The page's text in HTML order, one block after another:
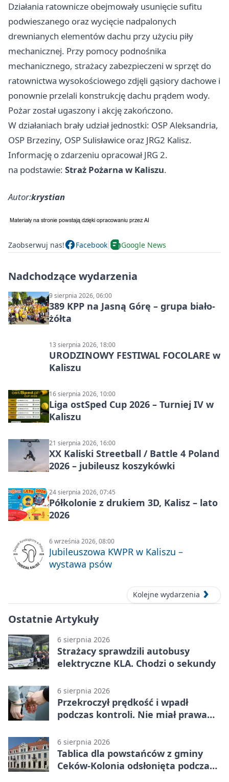
Działania ratownicze obejmowały usunięcie sufitu
podwieszanego oraz wycięcie nadpalonych
drewnianych elementów dachu przy użyciu piły
mechanicznej. Przy pomocy podnośnika
mechanicznego, strażacy zabezpieczeni w sprzęt do
ratownictwa wysokościowego zdjęli gąsiory dachowe i
ponownie przelali konstrukcję dachu prądem wody.
Pożar został ugaszony i akcję zakończono.
W działaniach brały udział jednostki: OSP Aleksandria,
OSP Brzeziny, OSP Sulisławice oraz JRG2 Kalisz.
Informację o zdarzeniu opracował JRG 2.
na podstawie: Straż Pożarna w Kaliszu.
Autor:krystian
Zaobserwuj nas! Facebook Google News
Nadchodzące wydarzenia
9 sierpnia 2026, 06:00
389 KPP na Jasną Górę – grupa biało-
żółta
13 sierpnia 2026, 18:00
URODZINOWY FESTIWAL FOCOLARE w
Kaliszu
16 sierpnia 2026, 10:00
Liga ostSped Cup 2026 – Turniej IV w
Kaliszu
21 sierpnia 2026, 16:00
XX Kaliski Streetball / Battle 4 Poland
2026 – jubileusz koszykówki
24 sierpnia 2026, 07:45
Półkolonie z drukiem 3D, Kalisz – lato
2026
6 września 2026, 08:00
Jubileuszowa KWPR w Kaliszu –
wystawa psów
Kolejne wydarzenia
Ostatnie Artykuły
6 sierpnia 2026
Strażacy sprawdzili autobusy
elektryczne KLA. Chodzi o sekundy
6 sierpnia 2026
Przekroczył prędkość i wpadł
podczas kontroli. Nie miał prawa
6 sierpnia 2026
Tablica dla powstańców z gminy
Ceków-Kolonia odsłonięta podczas